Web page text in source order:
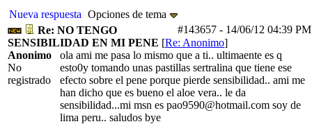
Nueva respuesta Opciones de tema
#143657 - 14/06/12 04:39 PM
Re: NO TENGO
SENSIBILIDAD EN MI PENE [Re: Anonimo]
Anonimo
No
registrado
ola ami me pasa lo mismo que a ti.. ultimaente es q
esto0y tomando unas pastillas sertralina que tiene ese
efecto sobre el pene porque pierde sensibilidad.. ami me
han dicho que es bueno el aloe vera.. le da
sensibilidad...mi msn es pao9590@hotmail.com soy de
lima peru.. saludos bye